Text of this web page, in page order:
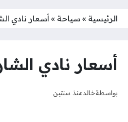
الرئيسية » سياحة »أسعار نادي الشارقة
أسعار نادي الشارقة
بواسطةخالدمنذ سنتين